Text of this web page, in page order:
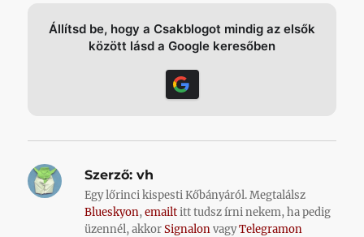
Állítsd be, hogy a Csakblogot mindig az elsők
között lásd a Google keresőben
Szerző: vh
Egy lőrinci kispesti Kőbányáról. Megtalálsz
Blueskyon,emailtitt tudsz írni nekem, ha pedig
üzennél, akkorSignalonvagyTelegramon